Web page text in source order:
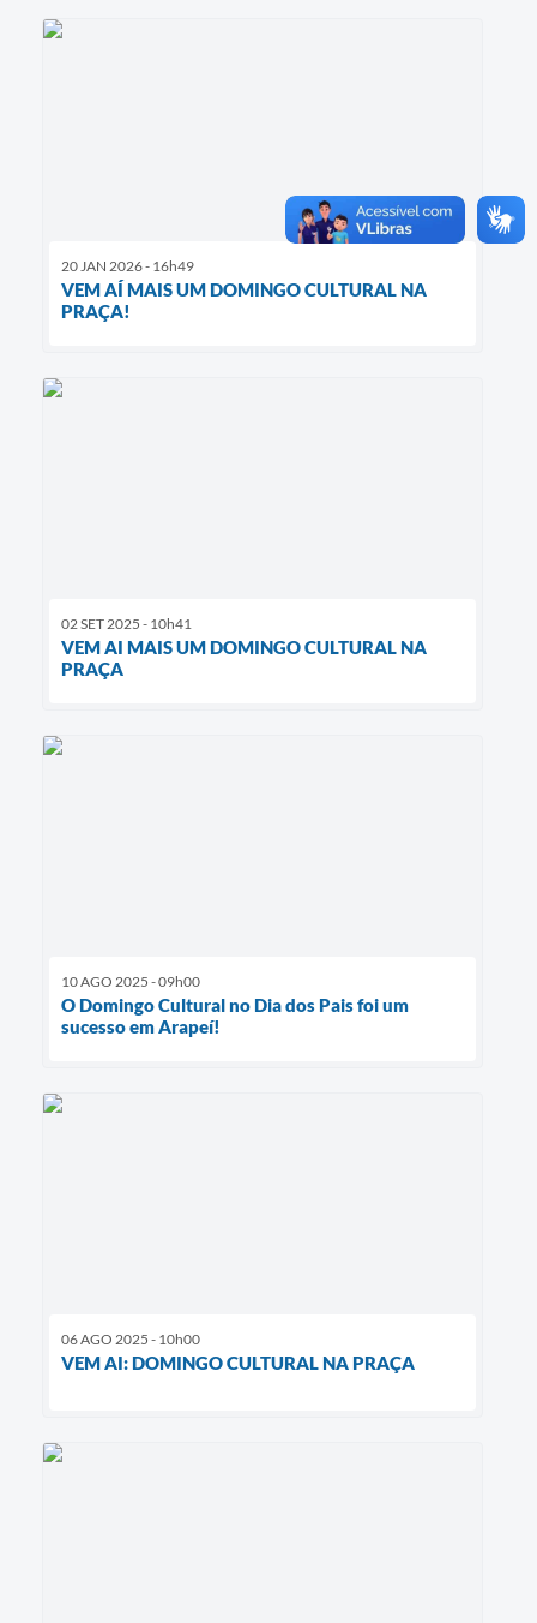
20 JAN 2026 - 16h49
VEM AÍ MAIS UM DOMINGO CULTURAL NA
PRAÇA!
02 SET 2025 - 10h41
VEM AI MAIS UM DOMINGO CULTURAL NA
PRAÇA
10 AGO 2025 - 09h00
O Domingo Cultural no Dia dos Pais foi um
sucesso em Arapeí!
06 AGO 2025 - 10h00
VEM AI: DOMINGO CULTURAL NA PRAÇA